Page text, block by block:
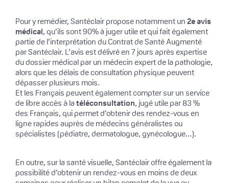
Pour y remédier, Santéclair propose notamment un2e avis
médical, qu’ils sont 90% à juger utile et qui fait également
partie de l’interprétation du Contrat de Santé Augmenté
par Santéclair. L’avis est délivré en 7 jours après expertise
du dossier médical par un médecin expert de la pathologie,
alors que les délais de consultation physique peuvent
dépasser plusieurs mois.
Et les Français peuvent également compter sur un service
de libre accès à latéléconsultation, jugé utile par 83 %
des Français, qui permet d’obtenir des rendez-vous en
ligne rapides auprès de médecins généralistes ou
spécialistes (pédiatre, dermatologue, gynécologue...).
En outre, sur la santé visuelle, Santéclair offre également la
possibilité d’obtenir un rendez-vous en moins de deux